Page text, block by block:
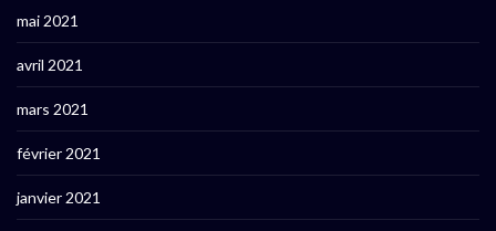
mai 2021
avril 2021
mars 2021
février 2021
janvier 2021